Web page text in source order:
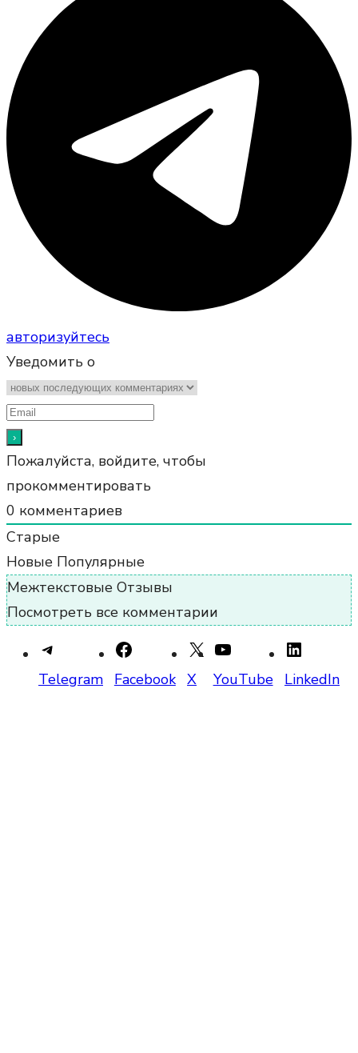
авторизуйтесь
Уведомить о
Пожалуйста, войдите, чтобы
прокомментировать
0 комментариев
Старые
Новые Популярные
Межтекстовые Отзывы
Посмотреть все комментарии
Telegram Facebook X YouTube LinkedIn